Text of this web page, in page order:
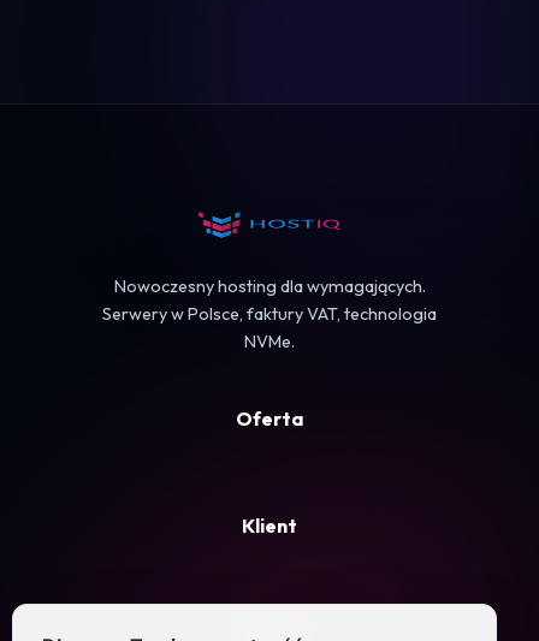
Nowoczesny hosting dla wymagających.
Serwery w Polsce, faktury VAT, technologia
NVMe.
Oferta
Klient
Firma